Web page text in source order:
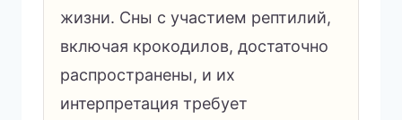
жизни. Сны с участием рептилий,
включая крокодилов, достаточно
распространены, и их
интерпретация требует